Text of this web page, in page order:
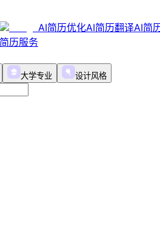
AI简历优化AI简历翻译AI简
简历服务
大学专业 设计风格